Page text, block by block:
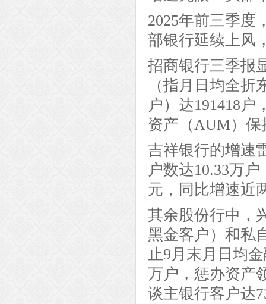
2025年前三季度
部银行延续上风
招商银行三季报
（指月日均全
户）达191418户
资产（AUM）
吉祥银行的增速
户数达10.33万
元，同比增速近
其余股份行中，
黑金客户）和私
止9月末月日均
万户，惩办资产
谈主银行客户达